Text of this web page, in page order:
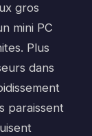
gros
mini PC
Plus
dans
paraissent